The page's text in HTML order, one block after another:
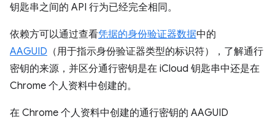
钥匙串之间的 API 行为已经完全相同。
依赖方可以通过查看凭据的身份验证器数据中的
AAGUID （用于指示身份验证器类型的标识符），了解通行
密钥的来源，并区分通行密钥是在 iCloud 钥匙串中还是在
Chrome 个人资料中创建的。
在 Chrome 个人资料中创建的通行密钥的 AAGUID